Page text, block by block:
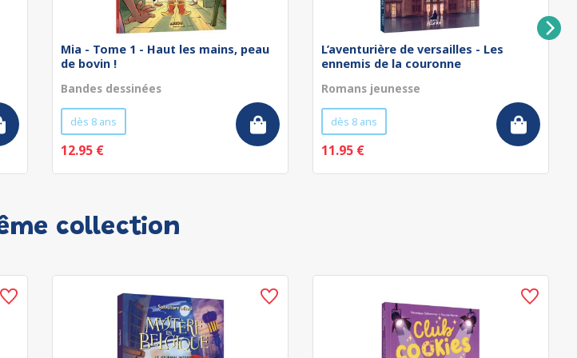
Mia - Tome 1 - Haut les mains, peau
de bovin !
Bandes dessinées
dès 8 ans
12.95 €
L’aventurière de versailles - Les
ennemis de la couronne
Romans jeunesse
dès 8 ans
11.95 €
collection